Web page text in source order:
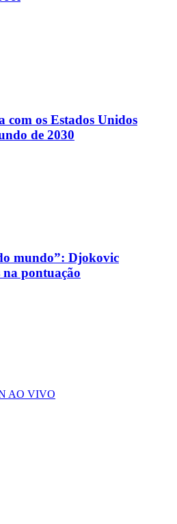
com os Estados Unidos
de 2030
mundo”: Djokovic
na pontuação
AO VIVO